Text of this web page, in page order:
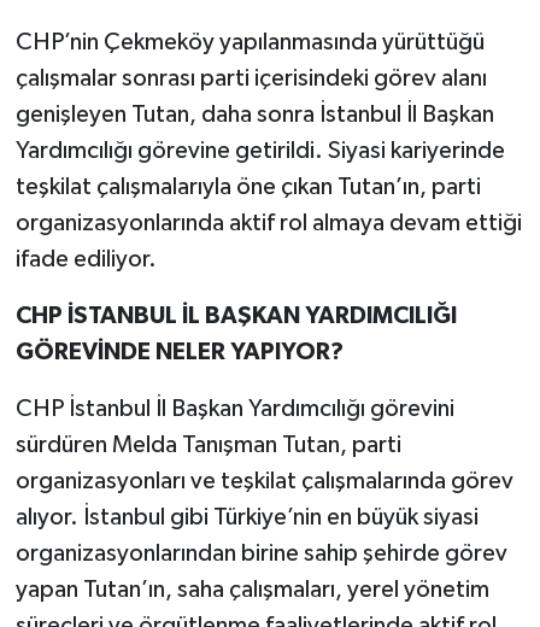
CHP’nin Çekmeköy yapılanmasında yürüttüğü
çalışmalar sonrası parti içerisindeki görev alanı
genişleyen Tutan, daha sonra İstanbul İl Başkan
Yardımcılığı görevine getirildi. Siyasi kariyerinde
teşkilat çalışmalarıyla öne çıkan Tutan’ın, parti
organizasyonlarında aktif rol almaya devam ettiği
ifade ediliyor.
CHP İSTANBUL İL BAŞKAN YARDIMCILIĞI
GÖREVİNDE NELER YAPIYOR?
CHP İstanbul İl Başkan Yardımcılığı görevini
sürdüren Melda Tanışman Tutan, parti
organizasyonları ve teşkilat çalışmalarında görev
alıyor. İstanbul gibi Türkiye’nin en büyük siyasi
organizasyonlarından birine sahip şehirde görev
yapan Tutan’ın, saha çalışmaları, yerel yönetim